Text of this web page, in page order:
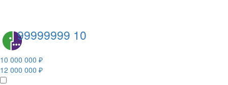
99999999 10
10 000 000 ₽
12 000 000 ₽